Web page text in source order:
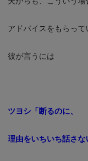
アドバイスをもらって
彼が言うには
ツヨシ「断るのに、
理由をいちいち話さな